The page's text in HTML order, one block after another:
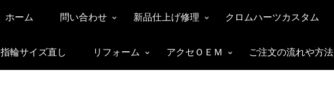
ホーム 問い合わせ 新品仕上げ修理 クロムハーツカスタム
指輪サイズ直し リフォーム アクセＯＥＭ ご注文の流れや方法